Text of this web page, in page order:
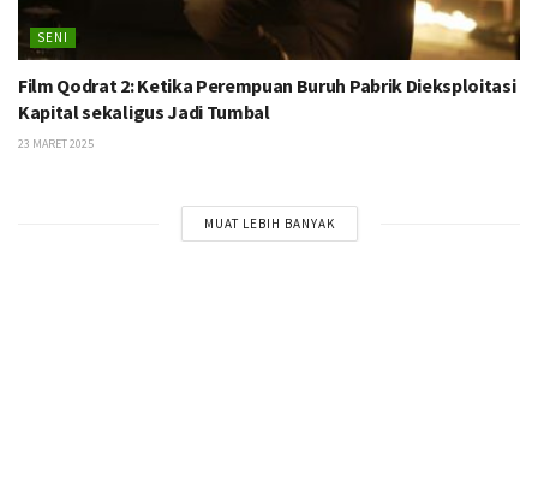
SENI
Film Qodrat 2: Ketika Perempuan Buruh Pabrik Dieksploitasi
Kapital sekaligus Jadi Tumbal
23 MARET 2025
MUAT LEBIH BANYAK